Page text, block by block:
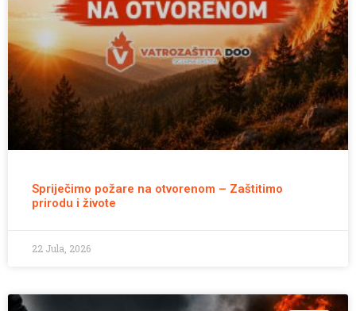
Spriječimo požare na otvorenom – Zaštitimo
prirodu i živote
22 Jula, 2026